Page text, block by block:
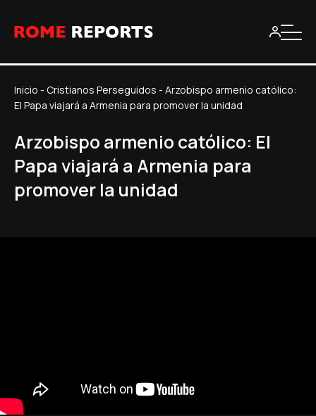
Inicio - Cristianos Perseguidos - Arzobispo armenio católico:
El Papa viajará a Armenia para promover la unidad
Arzobispo armenio católico: El
Papa viajará a Armenia para
promover la unidad